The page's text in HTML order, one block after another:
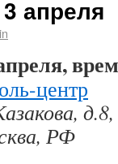
апреля
центр
д.8,
РФ